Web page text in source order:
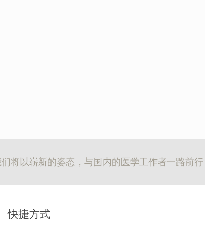
将以崭新的姿态，与国内的医学工作者一路前行
快捷方式